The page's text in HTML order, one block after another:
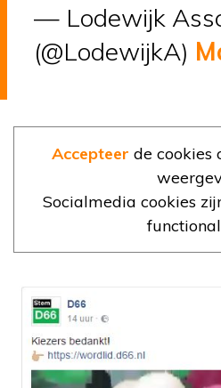
— Lodewijk
(@LodewijkA)
Accepteer de cookies
Socialmedia cookies